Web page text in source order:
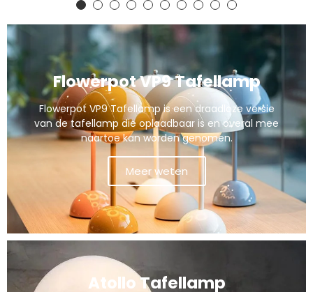
Flowerpot VP9 Tafellamp
Flowerpot VP9 Tafellamp is een draadloze versie
van de tafellamp die oplaadbaar is en overal mee
naartoe kan worden genomen.
Meer weten
Atollo Tafellamp